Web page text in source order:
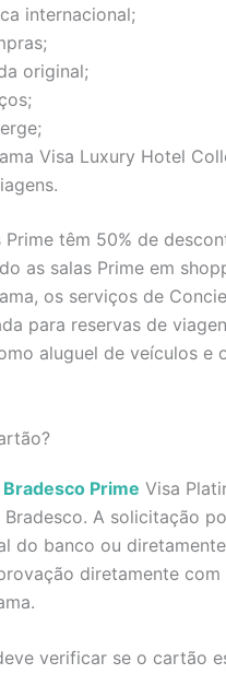
internacional;
original;
Visa Luxury Hotel
têm 50% de
as salas Prime em
os serviços de
para reservas de
aluguel de veículos e
Prime Visa
A solicitação
do banco ou
diretamente
verificar se o cartão